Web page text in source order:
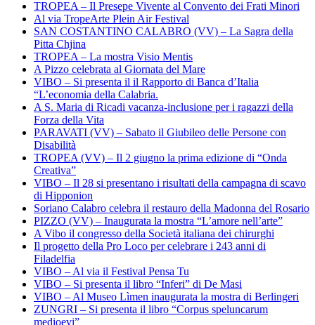
TROPEA – Il Presepe Vivente al Convento dei Frati Minori
Al via TropeArte Plein Air Festival
SAN COSTANTINO CALABRO (VV) – La Sagra della
Pitta Chjina
TROPEA – La mostra Visio Mentis
A Pizzo celebrata al Giornata del Mare
VIBO – Si presenta il il Rapporto di Banca d’Italia
“L’economia della Calabria.
A S. Maria di Ricadi vacanza-inclusione per i ragazzi della
Forza della Vita
PARAVATI (VV) – Sabato il Giubileo delle Persone con
Disabilità
TROPEA (VV) – Il 2 giugno la prima edizione di “Onda
Creativa”
VIBO – Il 28 si presentano i risultati della campagna di scavo
di Hipponion
Soriano Calabro celebra il restauro della Madonna del Rosario
PIZZO (VV) – Inaugurata la mostra “L’amore nell’arte”
A Vibo il congresso della Società italiana dei chirurghi
Il progetto della Pro Loco per celebrare i 243 anni di
Filadelfia
VIBO – Al via il Festival Pensa Tu
VIBO – Si presenta il libro “Inferi” di De Masi
VIBO – Al Museo Lìmen inaugurata la mostra di Berlingeri
ZUNGRI – Si presenta il libro “Corpus speluncarum
medioevi”